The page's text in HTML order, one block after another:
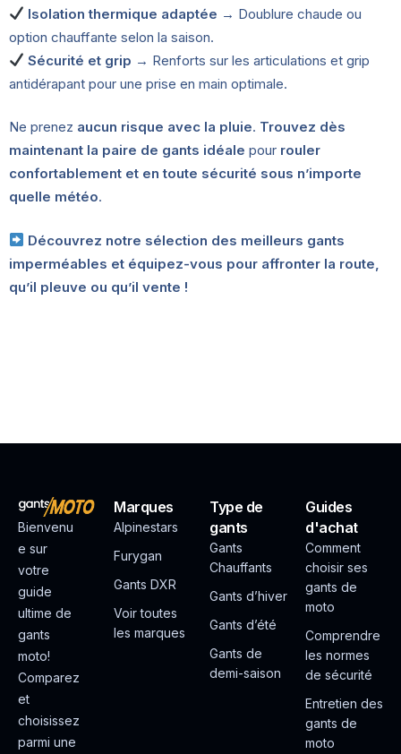
Isolation thermique adaptée → Doublure chaude ou
option chauffante selon la saison.
Sécurité et grip → Renforts sur les articulations et grip
antidérapant pour une prise en main optimale.
Ne prenez aucun risque avec la pluie. Trouvez dès
maintenant la paire de gants idéale pour rouler
confortablement et en toute sécurité sous n’importe
quelle météo.
Découvrez notre sélection des meilleurs gants
imperméables et équipez-vous pour affronter la route,
qu’il pleuve ou qu’il vente !
Bienvenu
e sur
votre
guide
ultime de
gants
moto!
Comparez
et
choisissez
parmi une
Marques
Alpinestars
Furygan
Gants DXR
Voir toutes
les marques
Type de
gants
Gants
Chauffants
Gants d’hiver
Gants d’été
Gants de
demi-saison
Guides
d'achat
Comment
choisir ses
gants de
moto
Comprendre
les normes
de sécurité
Entretien des
gants de
moto